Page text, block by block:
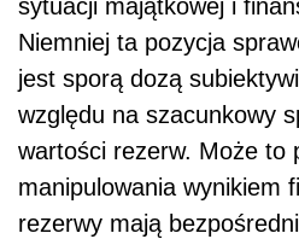
sytuacji majątkowej i
Niemniej ta pozycja
jest sporą dozą
względu na szacunkowy
wartości rezerw. Może to
manipulowania wynikiem
rezerwy mają